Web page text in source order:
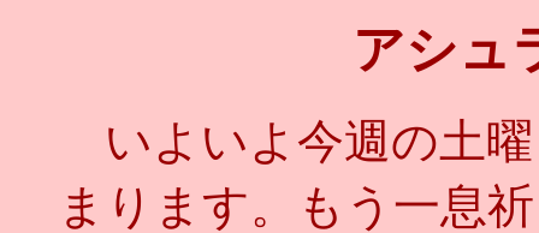
アシュ
いよいよ今週の土
まります。もう一息